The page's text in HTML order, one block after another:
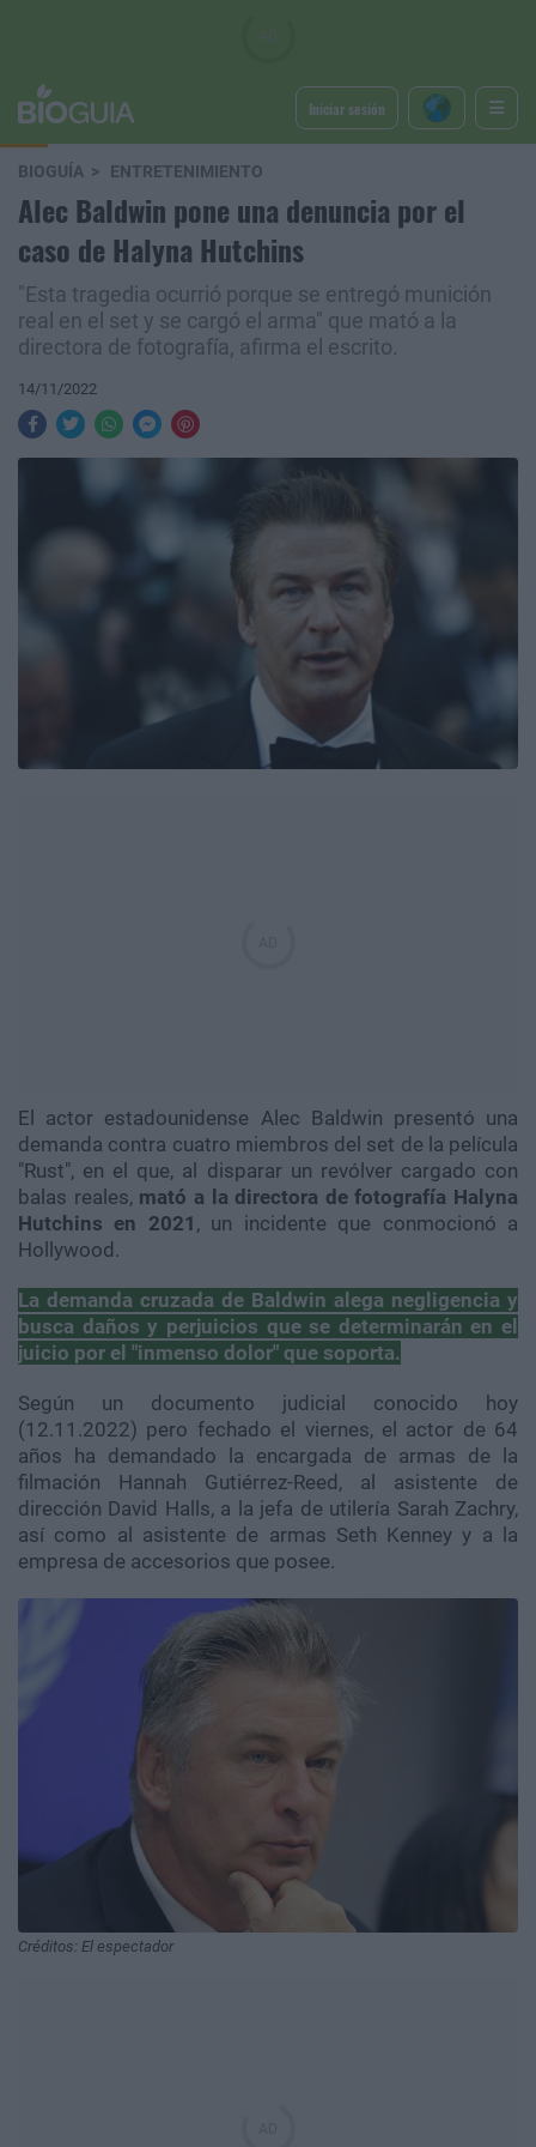
Iniciar sesión
BIOGUÍA ENTRETENIMIENTO
Alec Baldwin pone una denuncia por el
caso de Halyna Hutchins
"Esta tragedia ocurrió porque se entregó munición
real en el set y se cargó el arma" que mató a la
directora de fotografía, afirma el escrito.
14/11/2022
El actor estadounidense Alec Baldwin presentó una
demanda contra cuatro miembros del set de la película
"Rust", en el que, al disparar un revólver cargado con
balas reales, mató a la directora de fotografía Halyna
Hutchins en 2021 , un incidente que conmocionó a
Hollywood.
La demanda cruzada de Baldwin alega negligencia y
busca daños y perjuicios que se determinarán en el
juicio por el "inmenso dolor" que soporta.
Según un documento judicial conocido hoy
(12.11.2022) pero fechado el viernes, el actor de 64
años ha demandado la encargada de armas de la
filmación Hannah Gutiérrez-Reed, al asistente de
dirección David Halls, a la jefa de utilería Sarah Zachry,
así como al asistente de armas Seth Kenney y a la
empresa de accesorios que posee.
Créditos: El espectador